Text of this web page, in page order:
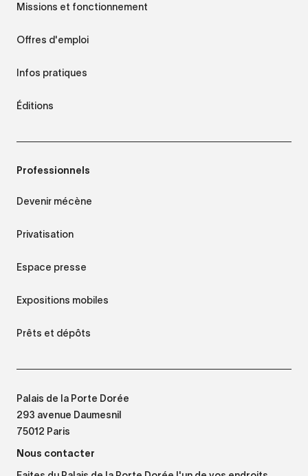
Missions et fonctionnement
Offres d'emploi
Infos pratiques
Éditions
Professionnels
Devenir mécène
Privatisation
Espace presse
Expositions mobiles
Prêts et dépôts
Palais de la Porte Dorée
293 avenue Daumesnil
75012 Paris
Nous contacter